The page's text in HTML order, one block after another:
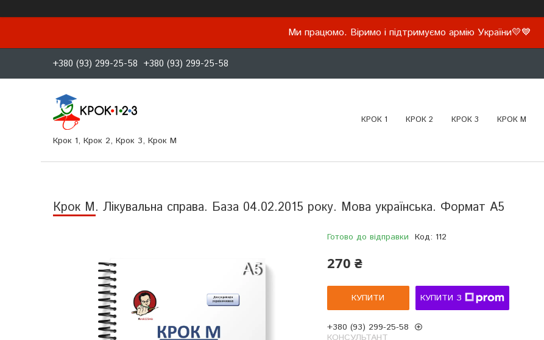
Ми працюмо. Віримо і підтримуємо армію України💛💙
+380 (93) 299-25-58 +380 (93) 299-25-58
Крок 1, Крок 2, Крок 3, Крок M
КРОК 1 КРОК 2 КРОК 3 КРОК М
Крок М. Лікувальна справа. База 04.02.2015 року. Мова українська. Формат А5
Готово до відправки Код: 112
270 ₴
КУПИТИ КУПИТИ З
+380 (93) 299-25-58
КОНСУЛЬТАНТ